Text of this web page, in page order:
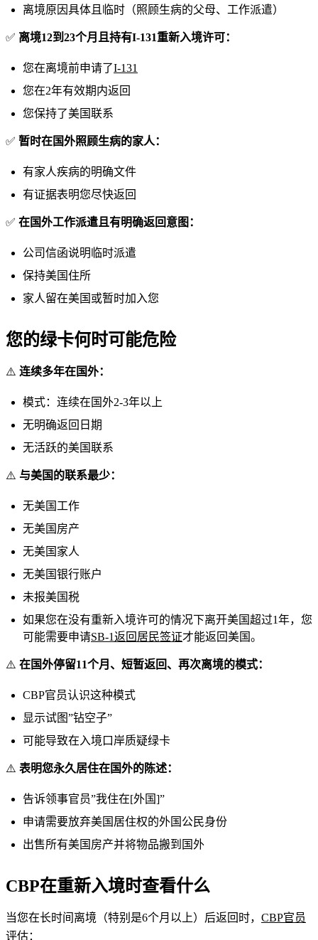
离境原因具体且临时（照顾生病的父母、工作派遣）
✅ 离境12到23个月且持有I-131重新入境许可：
您在离境前申请了I-131
您在2年有效期内返回
您保持了美国联系
✅ 暂时在国外照顾生病的家人：
有家人疾病的明确文件
有证据表明您尽快返回
✅ 在国外工作派遣且有明确返回意图：
公司信函说明临时派遣
保持美国住所
家人留在美国或暂时加入您
您的绿卡何时可能危险
⚠️ 连续多年在国外：
模式：连续在国外2-3年以上
无明确返回日期
无活跃的美国联系
⚠️ 与美国的联系最少：
无美国工作
无美国房产
无美国家人
无美国银行账户
未报美国税
如果您在没有重新入境许可的情况下离开美国超过1年，您
可能需要申请SB-1返回居民签证才能返回美国。
⚠️ 在国外停留11个月、短暂返回、再次离境的模式：
CBP官员认识这种模式
显示试图”钻空子”
可能导致在入境口岸质疑绿卡
⚠️ 表明您永久居住在国外的陈述：
告诉领事官员”我住在[外国]”
申请需要放弃美国居住权的外国公民身份
出售所有美国房产并将物品搬到国外
CBP在重新入境时查看什么
当您在长时间离境（特别是6个月以上）后返回时， CBP官员
评估：